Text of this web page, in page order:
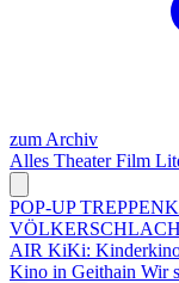
zum Archiv
Alles TheaterFilm
POP-UP
AIR KiKi:
Kino in Geithain Wir